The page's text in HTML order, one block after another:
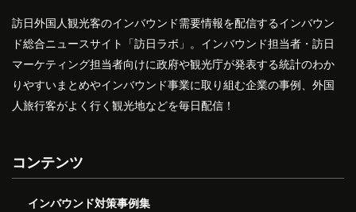
訪日外国人観光客のインバウンド需要情報を配信するインバウン
ド総合ニュースサイト「訪日ラボ」。インバウンド担当者・訪日
マーケティング担当者向けに政府や観光庁が発表する統計のわか
りやすいまとめやインバウンド事業に取り組む企業の事例、外国
人旅行客がよく行く観光地などを毎日配信！
コンテンツ
インバウンド対策事例集